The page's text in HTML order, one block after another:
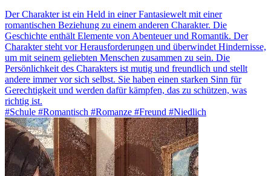
Der Charakter ist ein Held in einer Fantasiewelt mit einer
romantischen Beziehung zu einem anderen Charakter. Die
Geschichte enthält Elemente von Abenteuer und Romantik. Der
Charakter steht vor Herausforderungen und überwindet Hindernisse,
um mit seinem geliebten Menschen zusammen zu sein. Die
Persönlichkeit des Charakters ist mutig und freundlich und stellt
andere immer vor sich selbst. Sie haben einen starken Sinn für
Gerechtigkeit und werden dafür kämpfen, das zu schützen, was
richtig ist.
#Schule #Romantisch #Romanze #Freund #Niedlich